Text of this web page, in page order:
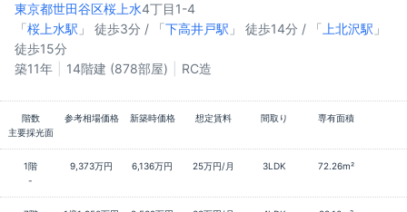
東京都世田谷区桜上水4丁目1-4
「桜上水駅 」 徒歩3分 / 「下高井戸駅 」 徒歩14分 / 「 上北沢駅 」
徒歩15分
築11年
14階建 (878部屋) RC造
階数 参考相場価格 新築時価格 想定賃料 間取り
専有面積
主要採光面
1階 9,373万円 6,136万円 25万円/月 3LDK
72.26m²
-